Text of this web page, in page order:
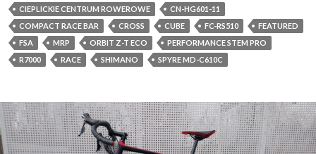
CIEPLICKIE CENTRUM ROWEROWE
CN-HG601-11
COMPACT RACE BAR
CROSS CUBE FC-RS510
FEATURED
FSA
MRP ORBIT Z-T ECO
PERFORMANCE STEM PRO
R7000
RACE SHIMANO SPYRE MD-C610C